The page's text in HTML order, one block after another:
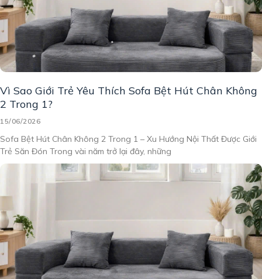
Vì Sao Giới Trẻ Yêu Thích Sofa Bệt Hút Chân Không
2 Trong 1?
15/06/2026
Sofa Bệt Hút Chân Không 2 Trong 1 – Xu Hướng Nội Thất Được Giới
Trẻ Săn Đón Trong vài năm trở lại đây, những